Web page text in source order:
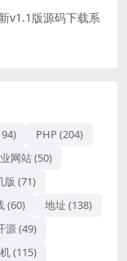
v1.1版源码下载系
PHP(204)
网站(50)
版 (71)
(60) 地址 (138)
源(49)
(115)